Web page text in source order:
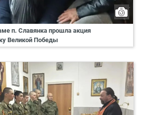
п. Славянка прошла акция
Великой Победы